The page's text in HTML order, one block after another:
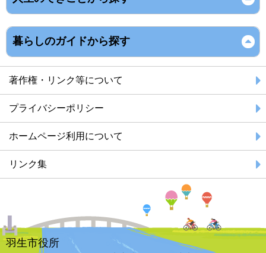
暮らしのガイドから探す
著作権・リンク等について
プライバシーポリシー
ホームページ利用について
リンク集
羽生市役所